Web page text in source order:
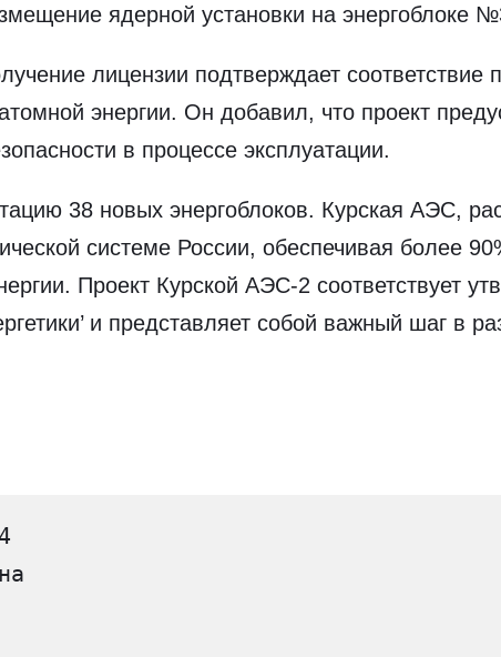
ядерной установки на энергоблоке
лицензии подтверждает соответствие
энергии. Он добавил, что проект
в процессе эксплуатации.
38 новых энергоблоков. Курская АЭС,
системе России, обеспечивая более
Проект Курской АЭС-2 соответствует
и представляет собой важный шаг в